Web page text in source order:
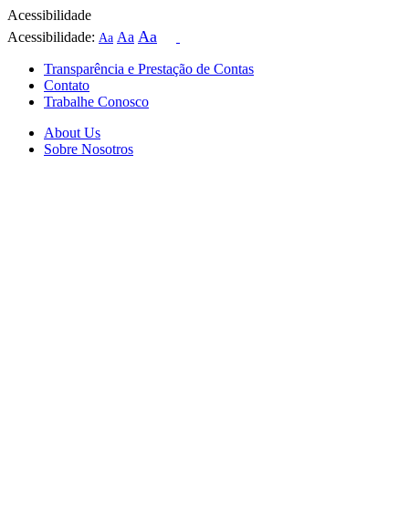
Acessibilidade
Acessibilidade: Aa Aa Aa
Transparência e Prestação de Contas
Contato
Trabalhe Conosco
About Us
Sobre Nosotros